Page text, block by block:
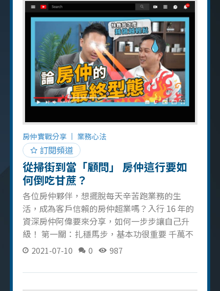
客戶心中建立堅實的信任感，進而帶來更多的
成交機會以及客戶間的積極轉介紹 服務態度的
核心要素 專業知識與服務熱忱： 身為房仲，紮
實的房地產專業知識是基本功，更重要的是以
充滿熱忱的態度服務每一位客戶，才能真正贏
得他們的信賴 積極主動與問題解決： 主動出
擊，深入了解客戶的真實需求，並以高效、專
業的方式解決他們所遇到的問題，是展現優質
服務的具體表現 建立長遠關係： 房仲的眼光不
應僅僅停留在眼前的單筆交易，更要用心經營
與客戶之間的長期關係，努力成為他們在房地
產領域值得信賴的專業顧問 口碑行銷的力量：
卓越的服務態度能夠贏得客戶的真心推薦，這
種口耳相傳的行銷方式，往往比任何廣告都更
具影響力 千萬超業成
房仲實戰分享 業務心法
訂閱頻道
從掃街到當「顧問」 房仲這行要如
何倒吃甘蔗？
各位房仲夥伴，想擺脫每天辛苦跑業務的生
活，成為客戶信賴的房仲超業嗎？入行 16 年的
資深房仲阿偉要來分享，如何一步步讓自己升
級！ 第一關：扎穩馬步，基本功很重要 千萬不
能看輕基本功！阿偉說，穩紮穩打的基礎才是
在訓練溝通技巧和對市場的洞察。更重要的
2021-07-10 0 987